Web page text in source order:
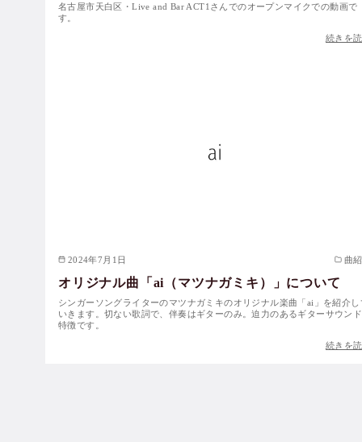
名古屋市天白区・Live and Bar ACT1さんでのオープンマイクでの動画で
す。
続きを
2024年7月1日 曲
オリジナル曲「ai（マツナガミキ）」について
シンガーソングライターのマツナガミキのオリジナル楽曲「ai」を紹介し
いきます。切ない歌詞で、伴奏はギターのみ。迫力のあるギターサウン
特徴です。
続きを